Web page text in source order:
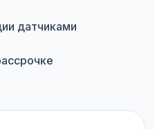
датчиками